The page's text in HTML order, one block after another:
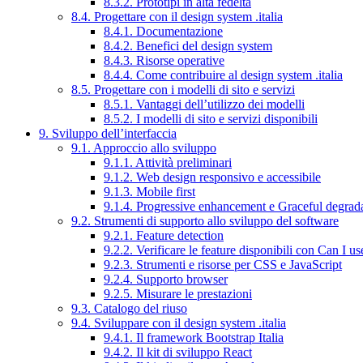
8.4. Progettare con il design system .italia
8.4.1. Documentazione
8.4.2. Benefici del design system
8.4.3. Risorse operative
8.4.4. Come contribuire al design system .italia
8.5. Progettare con i modelli di sito e servizi
8.5.1. Vantaggi dell’utilizzo dei modelli
8.5.2. I modelli di sito e servizi disponibili
9. Sviluppo dell’interfaccia
9.1. Approccio allo sviluppo
9.1.1. Attività preliminari
9.1.2. Web design responsivo e accessibile
9.1.3. Mobile first
9.1.4. Progressive enhancement e Graceful
9.2. Strumenti di supporto allo sviluppo del software
9.2.1. Feature detection
9.2.2. Verificare le feature disponibili con Can I
9.2.3. Strumenti e risorse per CSS e JavaScript
9.2.4. Supporto browser
9.2.5. Misurare le prestazioni
9.3. Catalogo del riuso
9.4. Sviluppare con il design system .italia
9.4.1. Il framework Bootstrap Italia
9.4.2. Il kit di sviluppo React